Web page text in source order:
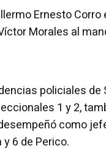
Ernesto Corro
Morales al
policiales de
1 y 2,
como
6 de Perico.